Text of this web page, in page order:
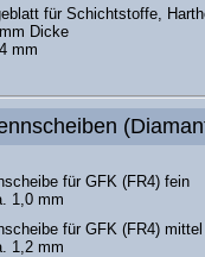
für Schichtstoffe,
Dicke
mm
für GFK (FR4) fein
1,0 mm
für GFK (FR4) mittel
1,2 mm